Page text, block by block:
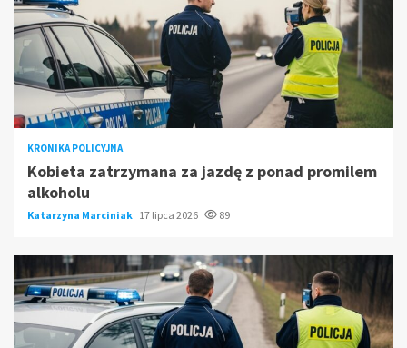
KRONIKA POLICYJNA
Kobieta zatrzymana za jazdę z ponad promilem
alkoholu
Katarzyna Marciniak 17 lipca 2026 89